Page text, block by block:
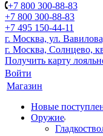
+7 800 300-88-83
+7 800 300-88-83
+7 495 150-44-11
г. Москва, ул.
г. Москва, Солнцево,
Получить карту
Войти
Магазин
Новые
Оружие